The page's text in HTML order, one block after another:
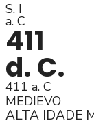
S. I
a. C
411
d. C.
411 a. C
MEDIEVO
ALTA IDADE